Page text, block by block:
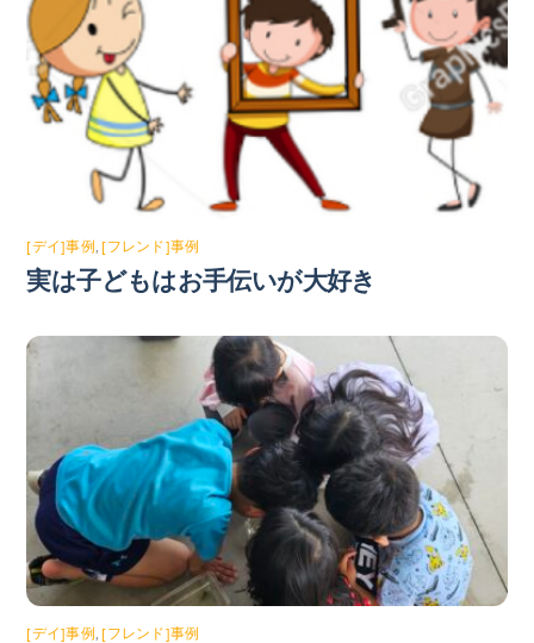
[デイ]事例 [フレンド]事例
実は子どもはお手伝いが大好き
[デイ]事例 [フレンド]事例